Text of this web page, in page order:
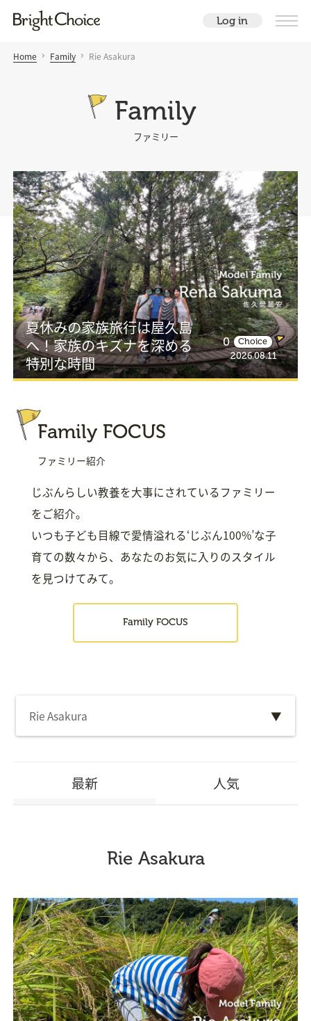
Log in
Home Family Rie Asakura
Family
ファミリー
夏休みの家族旅行は屋久島
へ！家族のキズナを深める
特別な時間
0
Choice
2026.08.11
Family FOCUS
ファミリー紹介
じぶんらしい教養を大事にされているファミリー
をご紹介。
いつも子ども目線で愛情溢れる‘じぶん100%’な子
育ての数々から、あなたのお気に入りのスタイル
を見つけてみて。
Family FOCUS
Rie Asakura ▼
最新 人気
Rie Asakura